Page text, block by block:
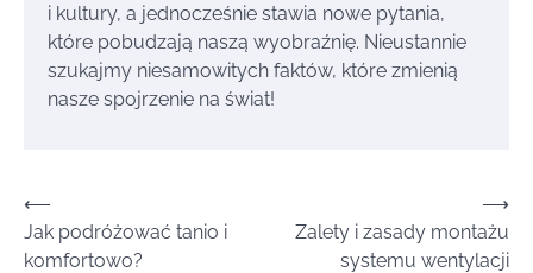
i kultury, a jednocześnie stawia nowe pytania,
które pobudzają naszą wyobraźnię. Nieustannie
szukajmy niesamowitych faktów, które zmienią
nasze spojrzenie na świat!
Nawigacja
wpisu
⟵
Jak podróżować tanio i
komfortowo?
Zalety i zasady montażu
systemu wentylacji
⟶